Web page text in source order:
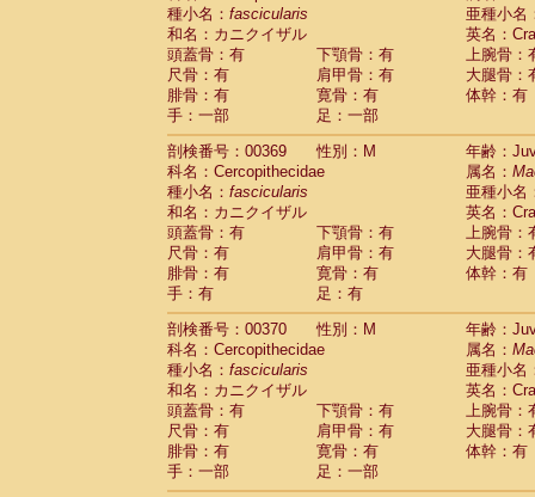
種小名： fascicularis
亜種小名
和名：カニクイザル
英名：
頭蓋骨：有
下顎骨：有
上腕骨：
尺骨：有
肩甲骨：有
大腿骨：
腓骨：有
寛骨：有
体幹：有
手：一部
足：一部
剖検番号：00369
性別：M
年齢：
科名：Cercopithecidae
属名：
種小名： fascicularis
亜種小名
和名：カニクイザル
英名：
頭蓋骨：有
下顎骨：有
上腕骨：
尺骨：有
肩甲骨：有
大腿骨：
腓骨：有
寛骨：有
体幹：有
手：有
足：有
剖検番号：00370
性別：M
年齢：
科名：Cercopithecidae
属名：
種小名： fascicularis
亜種小名
和名：カニクイザル
英名：
頭蓋骨：有
下顎骨：有
上腕骨：
尺骨：有
肩甲骨：有
大腿骨：
腓骨：有
寛骨：有
体幹：有
手：一部
足：一部